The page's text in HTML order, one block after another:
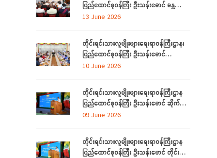
ပြည်ထောင်စုဝန်ကြီး ဦးသန်းမောင် မန္တလေး
တိုင်းဒေသကြီးအတွင်းရှိ တိုင်းရင်းသားစာပေ
ဆွေးနွေး
13 June 2026
တိုင်းရင်းသားလူမျိုးများရေးရာဝန်ကြီးဌာန၊
ပြည်ထောင်စုဝန်ကြီး ဦးသန်းမောင်
ပြည်ထောင်စုနယ်မြေ နေပြည်တော်အတွင်းရှိ
အသင်းအဖွဲ့များနှင့် တွေ့ဆုံဆွေးနွေး
10 June 2026
တိုင်းရင်းသားလူမျိုးများရေးရာဝန်ကြီးဌာန
ပြည်ထောင်စုဝန်ကြီး ဦးသန်းမောင် ဆိုက်ဘာ
လုံခြုံရေး (Cyber Security) ဆိုင်ရာ
ရောက်
09 June 2026
တိုင်းရင်းသားလူမျိုးများရေးရာဝန်ကြီးဌာန
ပြည်ထောင်စုဝန်ကြီး ဦးသန်းမောင် တိုင်း